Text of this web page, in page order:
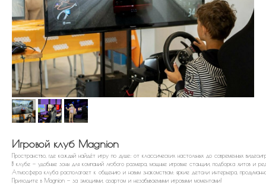
Игровой клуб Magnion
Пространство, где каждый найдёт игру по душе: от классических настольных до современных
В клубе — удобные зоны для компаний любого размера, мощные игровые станции, подборка хитов и
Атмосфера клуба располагает к общению и новым знакомствам: яркие детали интерьера,
Приходите в Magnion — за эмоциями, азартом и незабываемыми игровыми моментами!